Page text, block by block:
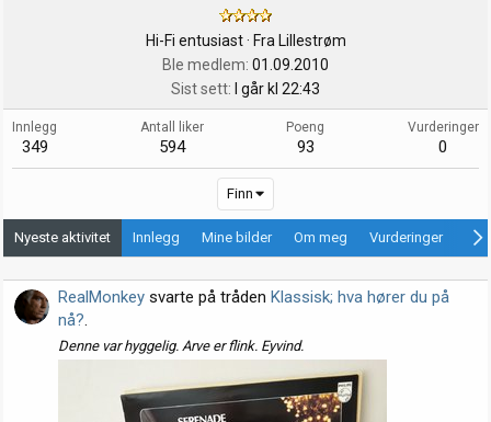
Hi-Fi entusiast · Fra Lillestrøm
Ble medlem 01.09.2010
Sist sett
I går kl 22:43
Innlegg
349
Antall liker
594
Poeng
93
Vurderinger
0
Finn
Nyeste aktivitet Innlegg Mine bilder Om meg Vurderinger
RealMonkey svarte på tråden Klassisk; hva hører du på
nå?.
Denne var hyggelig. Arve er flink. Eyvind.